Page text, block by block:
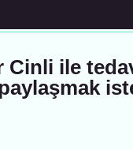
Cinli ile